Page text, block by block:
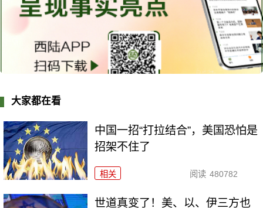
大家都在看
中国一招“打拉结合”，美国恐怕是
招架不住了
相关 阅读 480782
世道真变了！美、以、伊三方也